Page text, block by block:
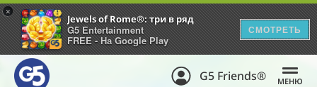
Jewels of Rome®: три в ряд
G5 Entertainment
FREE - На Google Play
СМОТРЕТЬ
+
G5 Friends® МЕНЮ